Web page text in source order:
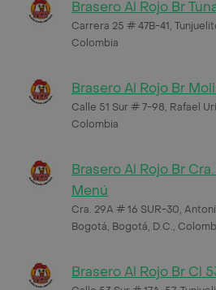
Brasero Al Rojo Br
Carrera 25 # 47B-41,
Colombia
Brasero Al Rojo Br
Calle 51 Sur # 7-98, Rafael
Colombia
Brasero Al Rojo Br
Menú
Cra. 29A # 16 SUR-30,
Bogotá, Bogotá, D.C.,
Brasero Al Rojo Br Cl